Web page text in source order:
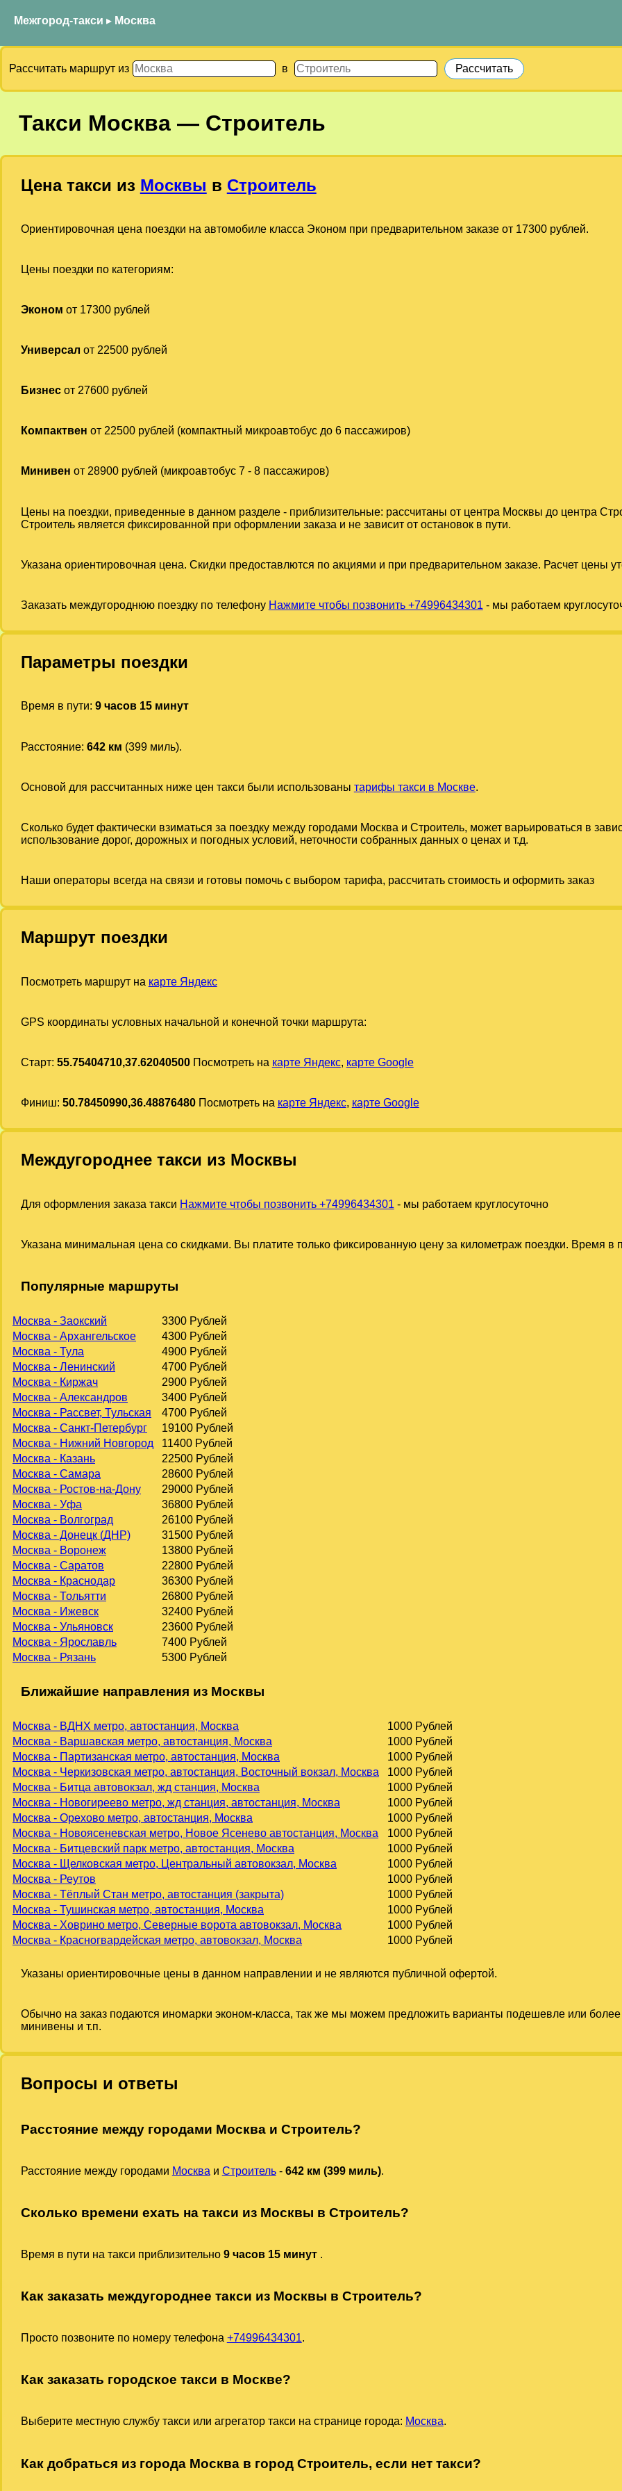
Межгород-такси ▸ Москва
Рассчитать маршрут из в
Такси Москва— Строитель
Цена такси из Москвы в Строитель
Ориентировочная цена поездки на автомобиле класса Эконом при предварительном заказе от 17300 рублей.
Цены поездки по категориям:
Эконом от 17300 рублей
Универсал от 22500 рублей
Бизнесот 27600 рублей
Компактвен от 22500 рублей (компактный микроавтобус до 6 пассажиров)
Минивен от 28900 рублей (микроавтобус 7 - 8 пассажиров)
Цены на поездки, приведенные в данном разделе - приблизительные: рассчитаны от центра Москвы до центра
Строитель является фиксированной при оформлении заказа и не зависит от остановок в пути.
Указана ориентировочная цена. Скидки предоставлются по акциями и при предварительном заказе. Расчет цены
Заказать междугороднюю поездку по телефону Нажмите чтобы позвонить +74996434301 - мы работаем
Параметры поездки
Время в пути: 9 часов 15 минут
Расстояние: 642 км (399 миль).
Основой для рассчитанных ниже цен такси были использованы тарифы такси в Москве.
Сколько будет фактически взиматься за поездку между городами Москва и Строитель, может варьироваться в
использование дорог, дорожных и погодных условий, неточности собранных данных о ценах и т.д.
Наши операторы всегда на связи и готовы помочь с выбором тарифа, рассчитать стоимость и оформить заказ
Маршрут поездки
Посмотреть маршрут на карте Яндекс
GPS координаты условных начальной и конечной точки маршрута:
Старт: 55.75404710,37.62040500Посмотреть на карте Яндекс, карте Google
Финиш: 50.78450990,36.48876480Посмотреть на карте Яндекс, карте Google
Междугороднее такси из Москвы
Для оформления заказа такси Нажмите чтобы позвонить +74996434301 - мы работаем круглосуточно
Указана минимальная цена со скидками. Вы платите только фиксированную цену за километраж поездки. Время в
Популярные маршруты
Москва - Заокский
3300 Рублей
Москва - Архангельское
4300 Рублей
Москва - Тула
4900 Рублей
Москва - Ленинский
4700 Рублей
Москва - Киржач
2900 Рублей
Москва - Александров
3400 Рублей
Москва - Рассвет, Тульская
4700 Рублей
Москва - Санкт-Петербург
19100 Рублей
Москва - Нижний Новгород
11400 Рублей
Москва - Казань
22500 Рублей
Москва - Самара
28600 Рублей
Москва - Ростов-на-Дону
29000 Рублей
Москва - Уфа
36800 Рублей
Москва - Волгоград
26100 Рублей
Москва - Донецк (ДНР)
31500 Рублей
Москва - Воронеж
13800 Рублей
Москва - Саратов
22800 Рублей
Москва - Краснодар
36300 Рублей
Москва - Тольятти
26800 Рублей
Москва - Ижевск
32400 Рублей
Москва - Ульяновск
23600 Рублей
Москва - Ярославль
7400 Рублей
Москва - Рязань
5300 Рублей
Ближайшие направления из Москвы
Москва - ВДНХ метро, автостанция, Москва
1000 Рублей
Москва - Варшавская метро, автостанция, Москва
1000 Рублей
Москва - Партизанская метро, автостанция, Москва
1000 Рублей
Москва - Черкизовская метро, автостанция, Восточный вокзал, Москва
1000 Рублей
Москва - Битца автовокзал, жд станция, Москва
1000 Рублей
Москва - Новогиреево метро, жд станция, автостанция, Москва
1000 Рублей
Москва - Орехово метро, автостанция, Москва
1000 Рублей
Москва - Новоясеневская метро, Новое Ясенево автостанция, Москва
1000 Рублей
Москва - Битцевский парк метро, автостанция, Москва
1000 Рублей
Москва - Щелковская метро, Центральный автовокзал, Москва
1000 Рублей
Москва - Реутов
1000 Рублей
Москва - Тёплый Стан метро, автостанция (закрыта)
1000 Рублей
Москва - Тушинская метро, автостанция, Москва
1000 Рублей
Москва - Ховрино метро, Северные ворота автовокзал, Москва
1000 Рублей
Москва - Красногвардейская метро, автовокзал, Москва
1000 Рублей
Указаны ориентировочные цены в данном направлении и не являются публичной офертой.
Обычно на заказ подаются иномарки эконом-класса, так же мы можем предложить варианты подешевле или
минивены и т.п.
Вопросы и ответы
Расстояние между городами Москва и Строитель?
Расстояние между городами Москва и Строитель- 642 км (399 миль).
Сколько времени ехать на такси из Москвы в Строитель?
Время в пути на такси приблизительно 9 часов 15 минут .
Как заказать междугороднее такси из Москвы в Строитель?
Просто позвоните по номеру телефона +74996434301.
Как заказать городское такси в Москве?
Выберите местную службу такси или агрегатор такси на странице города: Москва.
Как добраться из города Москва в город Строитель, если нет такси?